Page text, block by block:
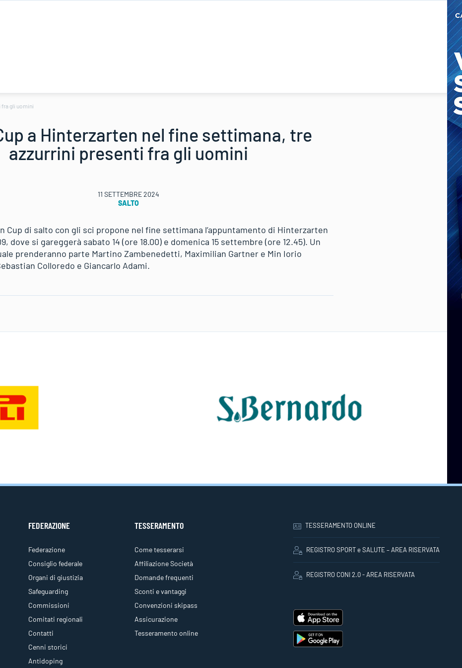
fra gli uomini
a Hinterzarten nel fine settimana, tre
azzurrini presenti fra gli uomini
11 SETTEMBRE 2024
SALTO
Cup di salto con gli sci propone nel fine settimana l’appuntamento di Hinterzarten
dove si gareggerà sabato 14 (ore 18.00) e domenica 15 settembre (ore 12.45). Un
prenderanno parte Martino Zambenedetti, Maximilian Gartner e Min Iorio
Colloredo e Giancarlo Adami.
FEDERAZIONE
Federazione
Consiglio federale
Organi di giustizia
Safeguarding
Commissioni
Comitati regionali
Contatti
Cenni storici
Antidoping
TESSERAMENTO
Come tesserarsi
Affiliazione Società
Domande frequenti
Sconti e vantaggi
Convenzioni skipass
Assicurazione
Tesseramento online
TESSERAMENTO ONLINE
REGISTRO SPORT e SALUTE – AREA RISERVATA
REGISTRO CONI 2.0 - AREA RISERVATA